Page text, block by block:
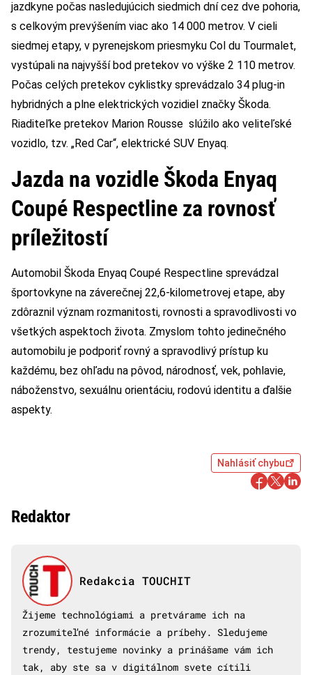
jazdkyne počas nasledujúcich siedmich dní cez dve pohoria,
s celkovým prevýšením viac ako 14 000 metrov. V cieli
siedmej etapy, v pyrenejskom priesmyku Col du Tourmalet,
vystúpali na najvyšší bod pretekov vo výške 2 110 metrov.
Počas celých pretekov cyklistky sprevádzalo 34 plug-in
hybridných a plne elektrických vozidiel značky Škoda.
Riaditeľke pretekov Marion Rousse slúžilo ako veliteľské
vozidlo, tzv. „Red Car“, elektrické SUV Enyaq.
Jazda na vozidle Škoda Enyaq
Coupé Respectline za rovnosť
príležitostí
Automobil Škoda Enyaq Coupé Respectline sprevádzal
športovkyne na záverečnej 22,6-kilometrovej etape, aby
zdôraznil význam rozmanitosti, rovnosti a spravodlivosti vo
všetkých aspektoch života. Zmyslom tohto jedinečného
automobilu je podporiť rovný a spravodlivý prístup ku
každému, bez ohľadu na pôvod, národnosť, vek, pohlavie,
náboženstvo, sexuálnu orientáciu, rodovú identitu a ďalšie
aspekty.
Nahlásiť chybu
Redaktor
Redakcia TOUCHIT
Žijeme technológiami a pretvárame ich na
zrozumiteľné informácie a príbehy. Sledujeme
trendy, testujeme novinky a prinášame vám ich
tak, aby ste sa v digitálnom svete cítili